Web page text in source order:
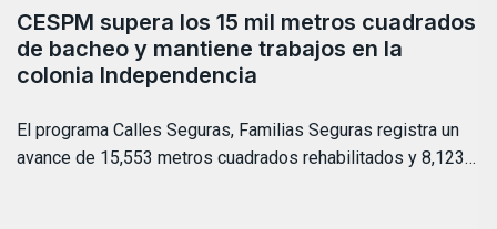
CESPM supera los 15 mil metros cuadrados
de bacheo y mantiene trabajos en la
colonia Independencia
El programa Calles Seguras, Familias Seguras registra un
avance de 15,553 metros cuadrados rehabilitados y 8,123…